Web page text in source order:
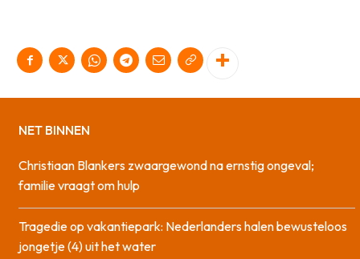
NET BINNEN
Christiaan Blankers zwaargewond na ernstig ongeval;
familie vraagt om hulp
Tragedie op vakantiepark: Nederlanders halen bewusteloos
jongetje (4) uit het water